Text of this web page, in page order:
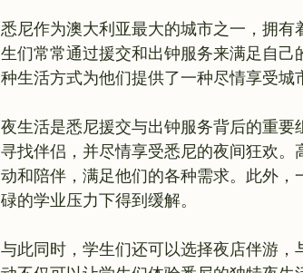
悉尼作为澳大利亚最大的城市之一，拥
生们常常通过援交和出钟服务来满足自
种生活方式为他们提供了一种尽情享受城
夜生活是悉尼援交与出钟服务背后的重
寻找伴侣，并尽情享受悉尼的夜间狂欢
动和陪伴，满足他们的各种需求。此外
碌的学业压力下得到缓解。
与此同时，学生们还可以选择夜店伴游